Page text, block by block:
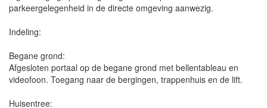
parkeergelegenheid in de directe omgeving aanwezig.
Indeling:
Begane grond:
Afgesloten portaal op de begane grond met bellentableau en
videofoon. Toegang naar de bergingen, trappenhuis en de lift.
Huisentree: